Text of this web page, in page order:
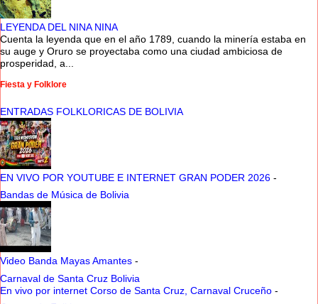
LEYENDA DEL NINA NINA
Cuenta la leyenda que en el año 1789, cuando la minería estaba en
su auge y Oruro se proyectaba como una ciudad ambiciosa de
prosperidad, a...
Fiesta y Folklore
ENTRADAS FOLKLORICAS DE BOLIVIA
EN VIVO POR YOUTUBE E INTERNET GRAN PODER 2026 -
Bandas de Música de Bolivia
Video Banda Mayas Amantes -
Carnaval de Santa Cruz Bolivia
En vivo por internet Corso de Santa Cruz, Carnaval Cruceño -